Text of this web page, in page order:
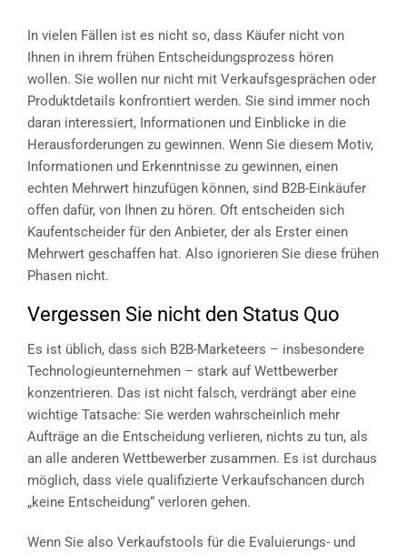
In vielen Fällen ist es nicht so, dass Käufer nicht von
Ihnen in ihrem frühen Entscheidungsprozess hören
wollen. Sie wollen nur nicht mit Verkaufsgesprächen oder
Produktdetails konfrontiert werden. Sie sind immer noch
daran interessiert, Informationen und Einblicke in die
Herausforderungen zu gewinnen. Wenn Sie diesem Motiv,
Informationen und Erkenntnisse zu gewinnen, einen
echten Mehrwert hinzufügen können, sind B2B-Einkäufer
offen dafür, von Ihnen zu hören. Oft entscheiden sich
Kaufentscheider für den Anbieter, der als Erster einen
Mehrwert geschaffen hat. Also ignorieren Sie diese frühen
Phasen nicht.
Vergessen Sie nicht den Status Quo
Es ist üblich, dass sich B2B-Marketeers – insbesondere
Technologieunternehmen – stark auf Wettbewerber
konzentrieren. Das ist nicht falsch, verdrängt aber eine
wichtige Tatsache: Sie werden wahrscheinlich mehr
Aufträge an die Entscheidung verlieren, nichts zu tun, als
an alle anderen Wettbewerber zusammen. Es ist durchaus
möglich, dass viele qualifizierte Verkaufschancen durch
„keine Entscheidung“ verloren gehen.
Wenn Sie also Verkaufstools für die Evaluierungs- und